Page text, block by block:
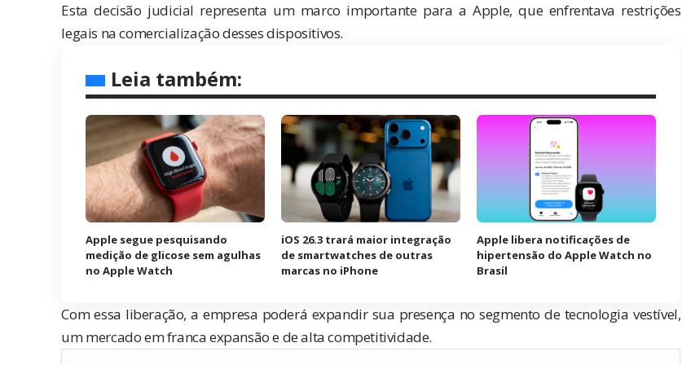
Esta decisão judicial representa um marco importante para a Apple, que enfrentava restrições
legais na comercialização desses dispositivos.
Leia também:
Apple segue pesquisando
medição de glicose sem agulhas
no Apple Watch
iOS 26.3 trará maior integração
de smartwatches de outras
marcas no iPhone
Apple libera notificações de
hipertensão do Apple Watch no
Brasil
Com essa liberação, a empresa poderá expandir sua presença no segmento de tecnologia vestível,
um mercado em franca expansão e de alta competitividade.